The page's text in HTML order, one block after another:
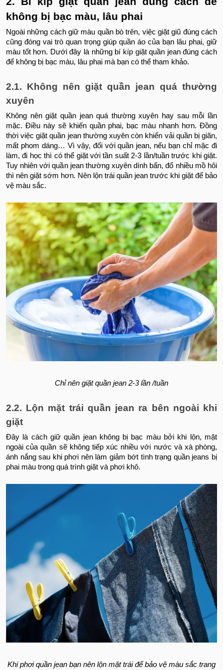
không bị bạc màu, lâu phai
Ngoài những cách giữ màu quần bò trên, việc giặt giũ đúng cách
cũng đóng vai trò quan trọng giúp quần áo của bạn lâu phai, giữ
màu tốt hơn. Dưới đây là những bí kíp giặt quần jean đúng cách
để không bị bạc màu, lâu phai mà bạn có thể tham khảo.
2.1. Không nên giặt quần jean quá thường
xuyên
Không nên giặt quần jean quá thường xuyên hay sau mỗi lần
mặc. Điều này sẽ khiến quần phai, bạc màu nhanh hơn. Đồng
thời việc giặt quần jean thường xuyên còn khiến vải quần bị giãn,
mất phom dáng… Vì vậy, đối với quần jean, nếu bạn chỉ mặc đi
làm, đi học thì có thể giặt với tần suất 2-3 lần/tuần trước khi giặt.
Tuy nhiên với quần jean thường xuyên dính bẩn, đổ nhiều mồ hôi
thì nên giặt sớm hơn. Nên lộn trái quần jean trước khi giặt để bảo
vệ màu sắc.
Chỉ nên giặt quần jean 2-3 lần /tuần
2.2. Lộn mặt trái quần jean ra bên ngoài khi
giặt
Đây là cách giữ quần jean không bị bạc màu bởi khi lộn, mặt
ngoài của quần sẽ không tiếp xúc nhiều với nước và xà phòng,
ánh nắng sau khi phơi nên làm giảm bớt tình trạng quần jeans bị
phai màu trong quá trình giặt và phơi khô.
Khi phơi quần jean bạn nên lộn mặt trái để bảo vệ màu sắc trang